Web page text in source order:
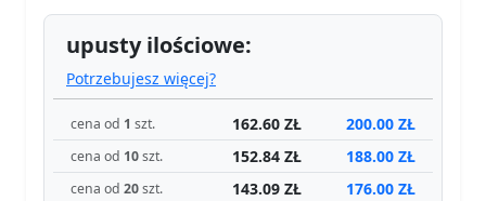
upusty ilościowe:
Potrzebujesz więcej?
cena od 1 szt. 162.60 ZŁ 200.00 ZŁ
cena od 10szt. 152.84 ZŁ 188.00 ZŁ
cena od 20szt. 143.09 ZŁ 176.00 ZŁ